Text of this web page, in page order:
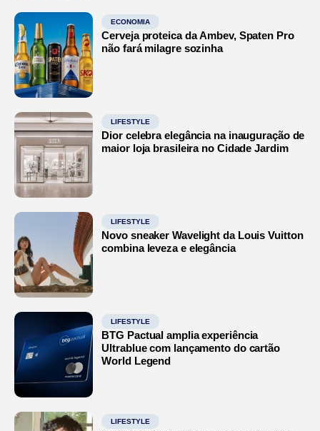
ECONOMIA
Cerveja proteica da Ambev, Spaten Pro
não fará milagre sozinha
LIFESTYLE
Dior celebra elegância na inauguração de
maior loja brasileira no Cidade Jardim
LIFESTYLE
Novo sneaker Wavelight da Louis Vuitton
combina leveza e elegância
LIFESTYLE
BTG Pactual amplia experiência
Ultrablue com lançamento do cartão
World Legend
LIFESTYLE